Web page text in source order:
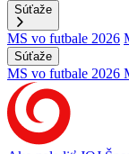
Súťaže
MS vo futbale 2026
Súťaže
MS vo futbale 2026